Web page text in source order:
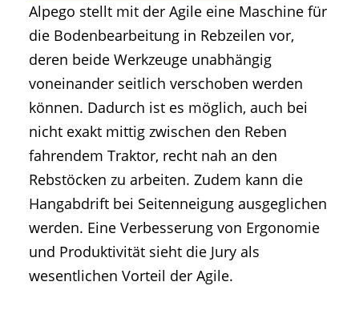
Alpego stellt mit der Agile eine Maschine für
die Bodenbearbeitung in Rebzeilen vor,
deren beide Werkzeuge unabhängig
voneinander seitlich verschoben werden
können. Dadurch ist es möglich, auch bei
nicht exakt mittig zwischen den Reben
fahrendem Traktor, recht nah an den
Rebstöcken zu arbeiten. Zudem kann die
Hangabdrift bei Seitenneigung ausgeglichen
werden. Eine Verbesserung von Ergonomie
und Produktivität sieht die Jury als
wesentlichen Vorteil der Agile.